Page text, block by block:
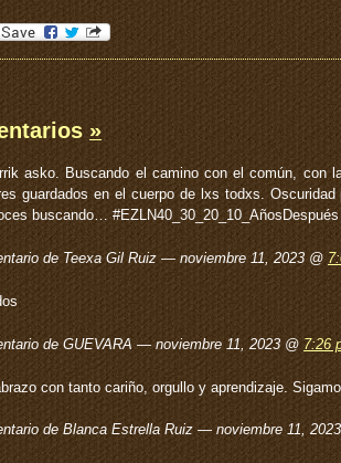
»
asko. Buscando el camino con el común, con
guardados en el cuerpo de lxs todxs.
buscando… #EZLN40_30_20_10_AñosDespués
de Teexa Gil Ruiz — noviembre 11, 2023 @
de GUEVARA — noviembre 11, 2023 @ 7:26
con tanto cariño, orgullo y aprendizaje.
de Blanca Estrella Ruiz — noviembre 11,